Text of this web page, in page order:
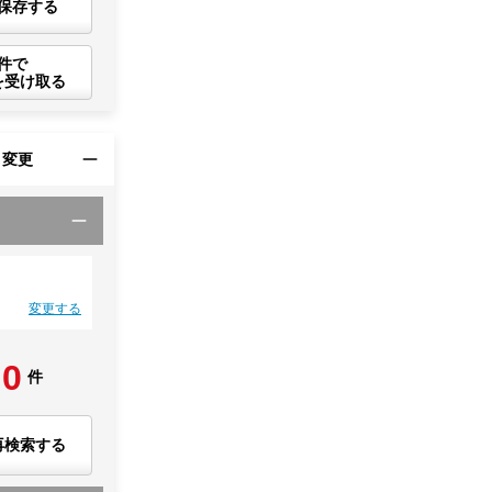
存する
で
受け取る
更
変更する
0 件
検索する